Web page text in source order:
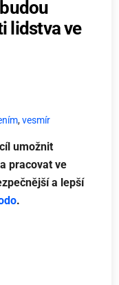
lidstva ve
,vesmír
umožnit
pracovat ve
a lepší
.